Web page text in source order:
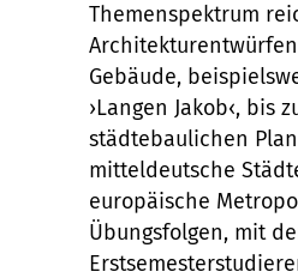
Themenspektrum
Gebäude,
›Langen Jakob‹, bis
städtebaulichen
mitteldeutsche
europäische
Übungsfolgen, mit